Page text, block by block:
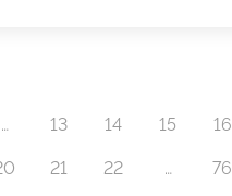
… 13 14 15 16
21 22 … 76